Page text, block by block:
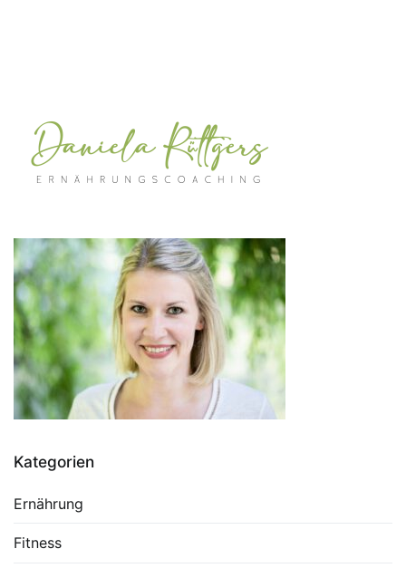
Kategorien
Ernährung
Fitness